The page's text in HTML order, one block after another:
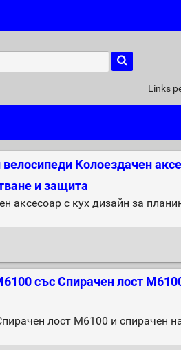
Links
Колоездачен
и защита
аксесоар с кух дизайн за
със Спирачен лост
лост M6100 и спирачен